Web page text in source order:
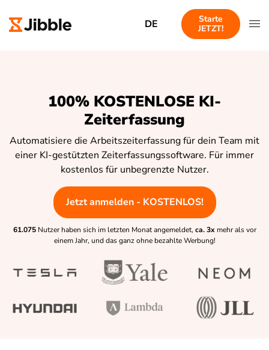
DE
Starte
JETZT!
100% KOSTENLOSE KI-
Zeiterfassung
Automatisiere die Arbeitszeiterfassung für dein Team mit
einer KI-gestützten Zeiterfassungssoftware. Für immer
kostenlos für unbegrenzte Nutzer.
Jetzt anmelden - KOSTENLOS!
61.075 Nutzer haben sich im letzten Monat angemeldet, ca. 3x mehr als vor
einem Jahr, und das ganz ohne bezahlte Werbung!